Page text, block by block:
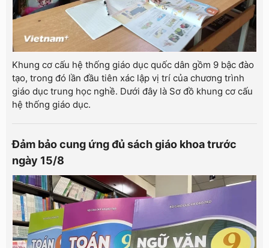
Khung cơ cấu hệ thống giáo dục quốc dân gồm 9 bậc đào
tạo, trong đó lần đầu tiên xác lập vị trí của chương trình
giáo dục trung học nghề. Dưới đây là Sơ đồ khung cơ cấu
hệ thống giáo dục.
Đảm bảo cung ứng đủ sách giáo khoa trước
ngày 15/8